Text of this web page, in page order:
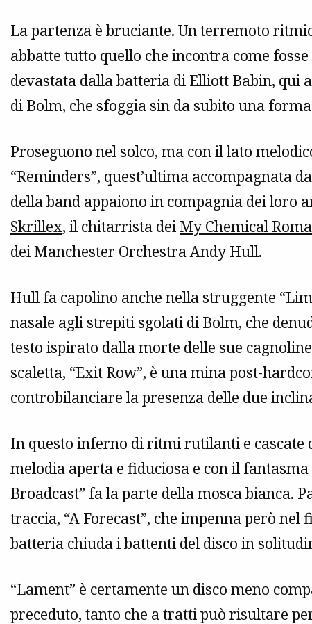
La partenza è bruciante. Un terremoto
abbatte tutto quello che incontra come fosse
devastata dalla batteria di Elliott Babin, qui
di Bolm, che sfoggia sin da subito una
Proseguono nel solco, ma con il lato
“Reminders”, quest’ultima accompagnata
della band appaiono in compagnia dei loro
Skrillex, il chitarrista deiMy Chemical
dei Manchester Orchestra Andy Hull.
Hull fa capolino anche nella struggente
nasale agli strepiti sgolati di Bolm, che
testo ispirato dalla morte delle sue
scaletta, “Exit Row”, è una mina post-
controbilanciare la presenza delle due
In questo inferno di ritmi rutilanti e cascate
melodia aperta e fiduciosa e con il
Broadcast” fa la parte della mosca bianca.
traccia, “A Forecast”, che impenna però
batteria chiuda i battenti del disco in
“Lament” è certamente un disco meno
preceduto, tanto che a tratti può risultare